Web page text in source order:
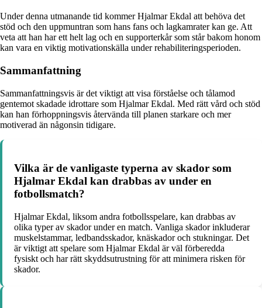
Under denna utmanande tid kommer Hjalmar Ekdal att behöva det
stöd och den uppmuntran som hans fans och lagkamrater kan ge. Att
veta att han har ett helt lag och en supporterkår som står bakom honom
kan vara en viktig motivationskälla under rehabiliteringsperioden.
Sammanfattning
Sammanfattningsvis är det viktigt att visa förståelse och tålamod
gentemot skadade idrottare som Hjalmar Ekdal. Med rätt vård och stöd
kan han förhoppningsvis återvända till planen starkare och mer
motiverad än någonsin tidigare.
Vilka är de vanligaste typerna av skador som
Hjalmar Ekdal kan drabbas av under en
fotbollsmatch?
Hjalmar Ekdal, liksom andra fotbollsspelare, kan drabbas av
olika typer av skador under en match. Vanliga skador inkluderar
muskelstammar, ledbandsskador, knäskador och stukningar. Det
är viktigt att spelare som Hjalmar Ekdal är väl förberedda
fysiskt och har rätt skyddsutrustning för att minimera risken för
skador.